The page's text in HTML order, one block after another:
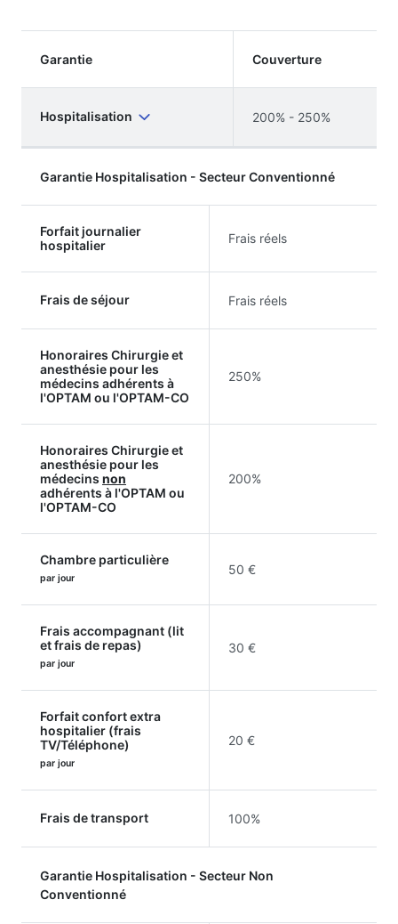
Garantie Couverture
Hospitalisation 200% - 250%
Garantie Hospitalisation - Secteur Conventionné
Forfait journalier
hospitalier
Frais réels
Frais de séjour Frais réels
Honoraires Chirurgie et
anesthésie pour les
médecins adhérents à
l'OPTAM ou l'OPTAM-CO
250%
Honoraires Chirurgie et
anesthésie pour les
médecins non
adhérents à l'OPTAM ou
l'OPTAM-CO
200%
Chambre particulière
par jour
50 €
Frais accompagnant (lit
et frais de repas)
par jour
30 €
Forfait confort extra
hospitalier (frais
TV/Téléphone)
par jour
20 €
Frais de transport 100%
Garantie Hospitalisation - Secteur Non
Conventionné